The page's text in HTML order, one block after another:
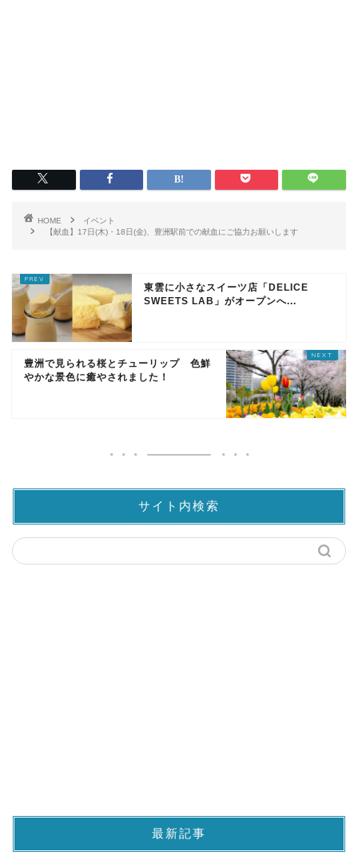
HOME
イベント
【献血】17日(木)・18日(金)、豊洲駅前での献血にご協力お願いします
東雲に小さなスイーツ店「DELICE
SWEETS LAB」がオープンへ...
豊洲で見られる桜とチューリップ 色鮮
やかな景色に癒やされました！
サイト内検索
最新記事